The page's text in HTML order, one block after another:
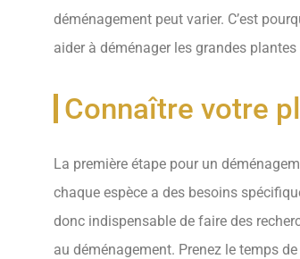
déménagement peut varier. C’est
aider à déménager les grandes
Connaître votre
La première étape pour un
chaque espèce a des besoins
donc indispensable de faire des
au déménagement. Prenez le temps